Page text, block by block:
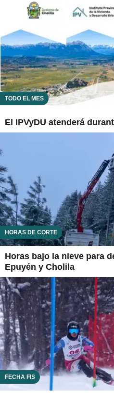
TODO EL MES
El IPVyDU atenderá
HORAS DE CORTE
Horas bajo la nieve para
Epuyén y Cholila
FECHA FIS